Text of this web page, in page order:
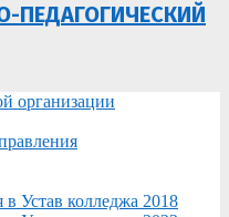
ПЕДАГОГИЧЕСКИЙ
организации
Устав колледжа 2018